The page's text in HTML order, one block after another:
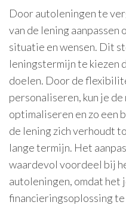
Door autoleningen te
van de lening aanpassen
situatie en wensen. Dit
leningstermijn te kiezen
doelen. Door de
personaliseren, kun je
optimaliseren en zo een
de lening zich verhoudt
lange termijn. Het
waardevol voordeel bij
autoleningen, omdat het
financieringsoplossing